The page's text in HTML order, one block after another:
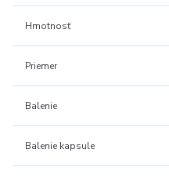
Hmotnosť
Priemer
Balenie
Balenie kapsule